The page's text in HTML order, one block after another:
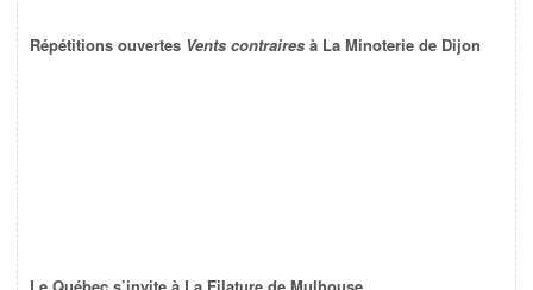
Répétitions ouvertes Vents contraires à La Minoterie de Dijon